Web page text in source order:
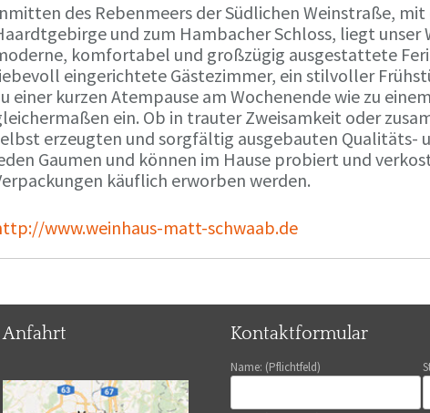
des Rebenmeers der Südlichen Weinstraße,
und zum Hambacher Schloss, liegt unser
komfortabel und großzügig ausgestattete
eingerichtete Gästezimmer, ein stilvoller
einer kurzen Atempause am Wochenende wie zu
ein. Ob in trauter Zweisamkeit oder
erzeugten und sorgfältig ausgebauten Qualitäts-
Gaumen und können im Hause probiert und
käuflich erworben werden.
www.weinhaus-matt-schwaab.de
Anfahrt Kontaktformular
Name: (Pflichtfeld)